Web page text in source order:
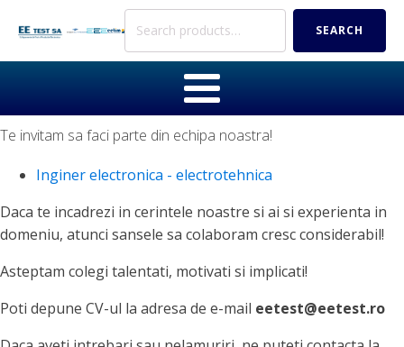
Search
SEARCH
Te invitam sa faci parte din echipa noastra!
Inginer electronica - electrotehnica
Daca te incadrezi in cerintele noastre si ai si experienta in
domeniu, atunci sansele sa colaboram cresc considerabil!
Asteptam colegi talentati, motivati si implicati!
Poti depune CV-ul la adresa de e-mail eetest@eetest.ro